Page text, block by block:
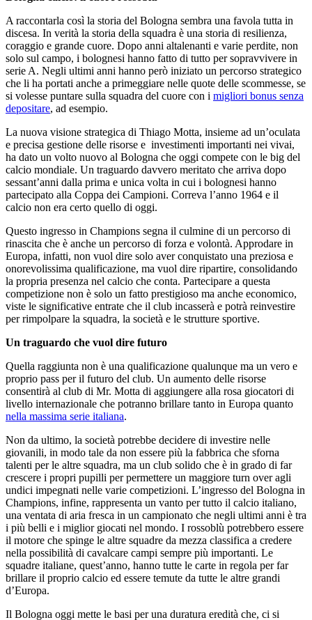
A raccontarla così la storia del Bologna sembra una favola tutta in
discesa. In verità la storia della squadra è una storia di resilienza,
coraggio e grande cuore. Dopo anni altalenanti e varie perdite, non
solo sul campo, i bolognesi hanno fatto di tutto per sopravvivere in
serie A. Negli ultimi anni hanno però iniziato un percorso strategico
che li ha portati anche a primeggiare nelle quote delle scommesse, se
si volesse puntare sulla squadra del cuore con i migliori bonus senza
depositare, ad esempio.
La nuova visione strategica di Thiago Motta, insieme ad un’oculata
e precisa gestione delle risorse e investimenti importanti nei vivai,
ha dato un volto nuovo al Bologna che oggi compete con le big del
calcio mondiale. Un traguardo davvero meritato che arriva dopo
sessant’anni dalla prima e unica volta in cui i bolognesi hanno
partecipato alla Coppa dei Campioni. Correva l’anno 1964 e il
calcio non era certo quello di oggi.
Questo ingresso in Champions segna il culmine di un percorso di
rinascita che è anche un percorso di forza e volontà. Approdare in
Europa, infatti, non vuol dire solo aver conquistato una preziosa e
onorevolissima qualificazione, ma vuol dire ripartire, consolidando
la propria presenza nel calcio che conta. Partecipare a questa
competizione non è solo un fatto prestigioso ma anche economico,
viste le significative entrate che il club incasserà e potrà reinvestire
per rimpolpare la squadra, la società e le strutture sportive.
Un traguardo che vuol dire futuro
Quella raggiunta non è una qualificazione qualunque ma un vero e
proprio pass per il futuro del club. Un aumento delle risorse
consentirà al club di Mr. Motta di aggiungere alla rosa giocatori di
livello internazionale che potranno brillare tanto in Europa quanto
nella massima serie italiana.
Non da ultimo, la società potrebbe decidere di investire nelle
giovanili, in modo tale da non essere più la fabbrica che sforna
talenti per le altre squadra, ma un club solido che è in grado di far
crescere i propri pupilli per permettere un maggiore turn over agli
undici impegnati nelle varie competizioni. L’ingresso del Bologna in
Champions, infine, rappresenta un vanto per tutto il calcio italiano,
una ventata di aria fresca in un campionato che negli ultimi anni è tra
i più belli e i miglior giocati nel mondo. I rossoblù potrebbero essere
il motore che spinge le altre squadre da mezza classifica a credere
nella possibilità di cavalcare campi sempre più importanti. Le
squadre italiane, quest’anno, hanno tutte le carte in regola per far
brillare il proprio calcio ed essere temute da tutte le altre grandi
d’Europa.
Il Bologna oggi mette le basi per una duratura eredità che, ci si